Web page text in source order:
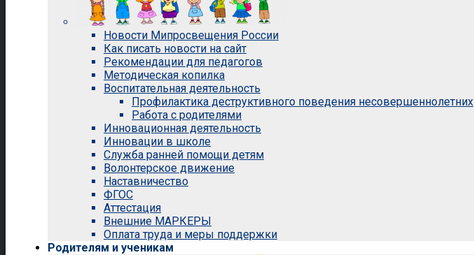
Новости Мипросвещения России
Как писать новости на сайт
Рекомендации для педагогов
Методическая копилка
Воспитательная деятельность
Профилактика деструктивного поведения несовершеннолетних
Работа с родителями
Инновационная деятельность
Инновации в школе
Служба ранней помощи детям
Волонтерское движение
Наставничество
ФГОС
Аттестация
Внешние МАРКЕРЫ
Оплата труда и меры поддержки
Родителям и ученикам